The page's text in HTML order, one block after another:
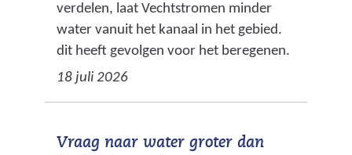
verdelen, laat Vechtstromen minder
water vanuit het kanaal in het gebied.
dit heeft gevolgen voor het beregenen.
18 juli 2026
Vraag naar water groter dan